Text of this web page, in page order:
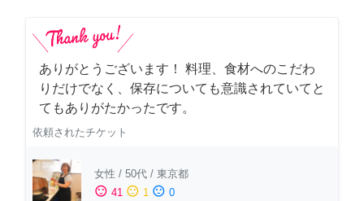
ありがとうございます！ 料理、食材へのこだわ
りだけでなく、保存についても意識されていてと
てもありがたかったです。
依頼されたチケット
女性 / 50代 / 東京都
sentiment_satisfied 41 sentiment_neutral 1 sentiment_dissatisfied 0